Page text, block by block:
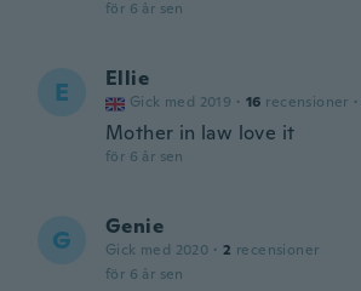
för 6 år sen
E Ellie
Gick med 2019 · 16 recensioner ·
Mother in law love it
för 6 år sen
G Genie
Gick med 2020 · 2 recensioner
för 6 år sen